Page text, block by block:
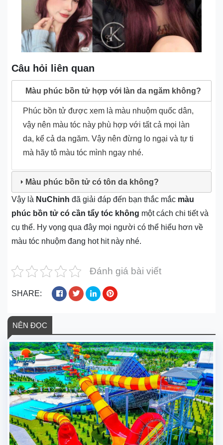
Câu hỏi liên quan
Màu phúc bồn tử hợp với làn da ngăm không?
Phúc bồn tử được xem là màu nhuộm quốc dân,
vậy nên màu tóc này phù hợp với tất cả mọi làn
da, kể cả da ngăm. Vậy nên đừng lo ngại và tự ti
mà hãy tô màu tóc mình ngay nhé.
Màu phúc bồn tử có tôn da không?
Vậy là NuChinh đã giải đáp đến bạn thắc mắc màu
phúc bồn tử có cần tẩy tóc không một cách chi tiết và
cụ thể. Hy vọng qua đây mọi người có thể hiểu hơn về
màu tóc nhuộm đang hot hit này nhé.
Đánh giá bài viết
SHARE:
NÊN ĐỌC